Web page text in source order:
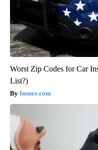
Worst Zip Codes for Car
List?)
Insure.com